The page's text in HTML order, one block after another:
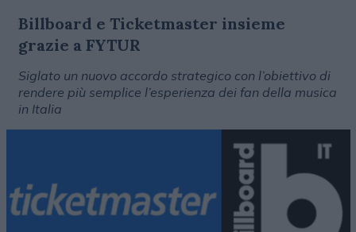
Billboard e Ticketmaster insieme
grazie a FYTUR
Siglato un nuovo accordo strategico con l’obiettivo di
rendere più semplice l’esperienza dei fan della musica
in Italia